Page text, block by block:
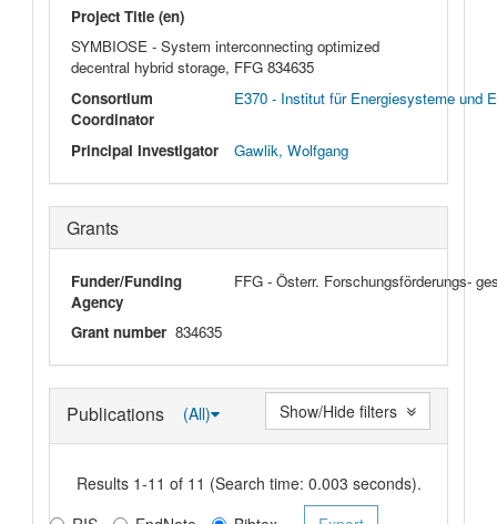
Project Title (en)
SYMBIOSE - System interconnecting optimized
decentral hybrid storage, FFG 834635
Consortium
Coordinator
E370 - Institut für Energiesysteme und
Principal Investigator Gawlik, Wolfgang
Grants
Funder/Funding
Agency
FFG - Österr. Forschungsförderungs-
Grant number 834635
Publications (All)
Results 1-11 of 11 (Search time: 0.003 seconds).